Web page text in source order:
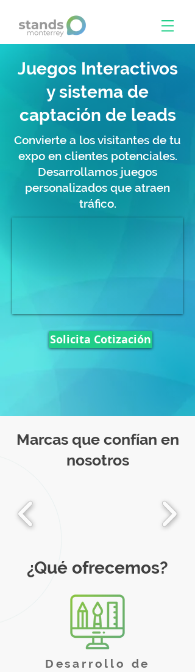
Juegos Interactivos
y sistema de
captación de leads
Convierte a los visitantes de tu
expo en clientes potenciales.
Desarrollamos juegos
personalizados que atraen
tráfico.
Solicita Cotización
Marcas que confían en
nosotros
¿Qué ofrecemos?
Desarrollo de